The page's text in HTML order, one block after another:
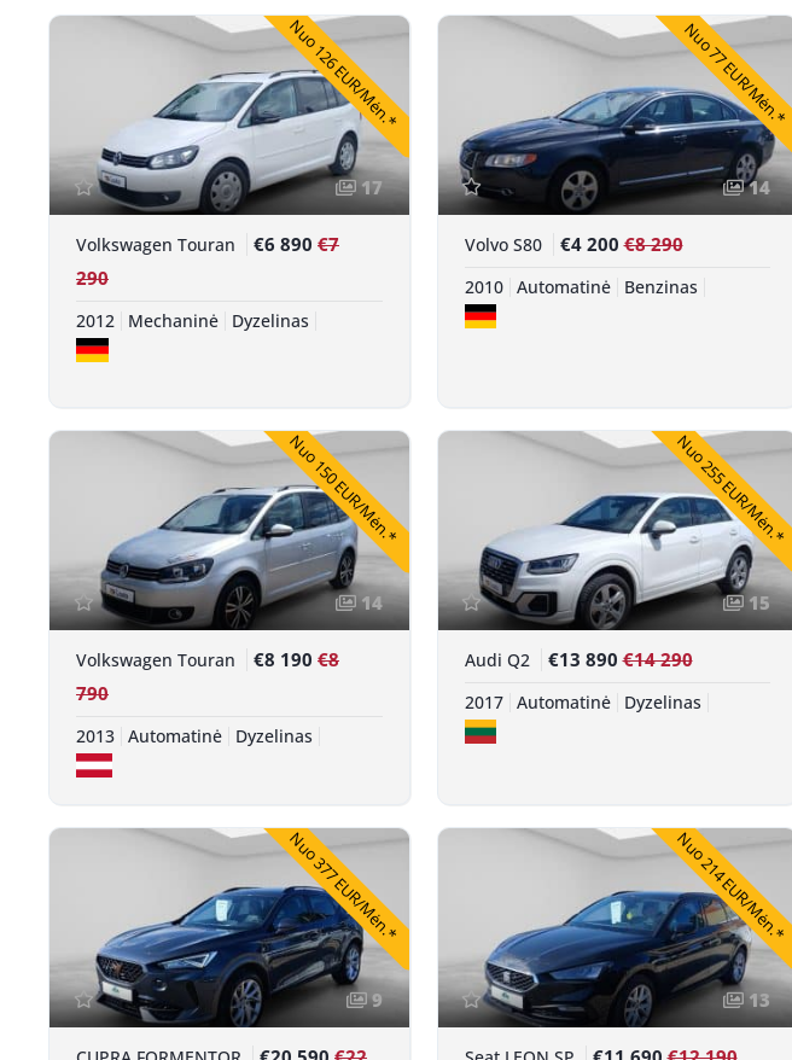
Nuo 126 EUR/Mėn.*
17
Volkswagen Touran €6 890 €7
290
2012 Mechaninė Dyzelinas
Nuo 77 EUR/Mėn.*
14
Volvo S80 €4 200€8 290
2010 Automatinė Benzinas
Nuo 150 EUR/Mėn.*
14
Volkswagen Touran €8 190 €8
790
2013 Automatinė Dyzelinas
Nuo 255 EUR/Mėn.*
15
Audi Q2 €13 890€14 290
2017 Automatinė Dyzelinas
Nuo 377 EUR/Mėn.*
9
Nuo 214 EUR/Mėn.*
13